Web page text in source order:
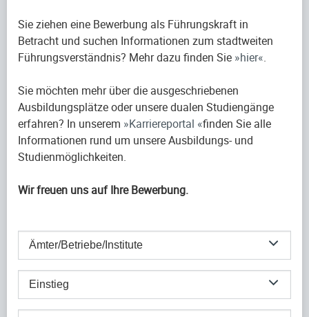
Sie ziehen eine Bewerbung als Führungskraft in
Betracht und suchen Informationen zum stadtweiten
Führungsverständnis? Mehr dazu finden Sie hier .
Sie möchten mehr über die ausgeschriebenen
Ausbildungsplätze oder unsere dualen Studiengänge
erfahren? In unserem
Karriereportal finden Sie alle
Informationen rund um unsere Ausbildungs- und
Studienmöglichkeiten.
Wir freuen uns auf Ihre Bewerbung.
Ämter/Betriebe/Institute
Einstieg